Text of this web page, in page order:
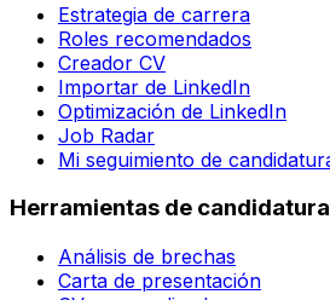
Estrategia de carrera
Roles recomendados
Creador CV
Importar de LinkedIn
Optimización de LinkedIn
Job Radar
Mi seguimiento de
Herramientas de candidatura
Análisis de brechas
Carta de presentación